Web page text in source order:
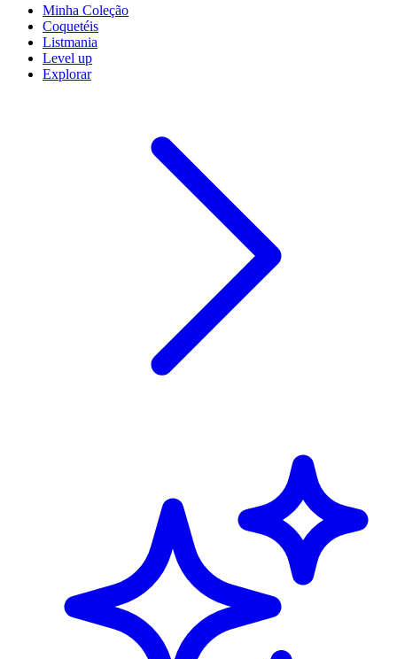
Minha Coleção
Coquetéis
Listmania
Level up
Explorar